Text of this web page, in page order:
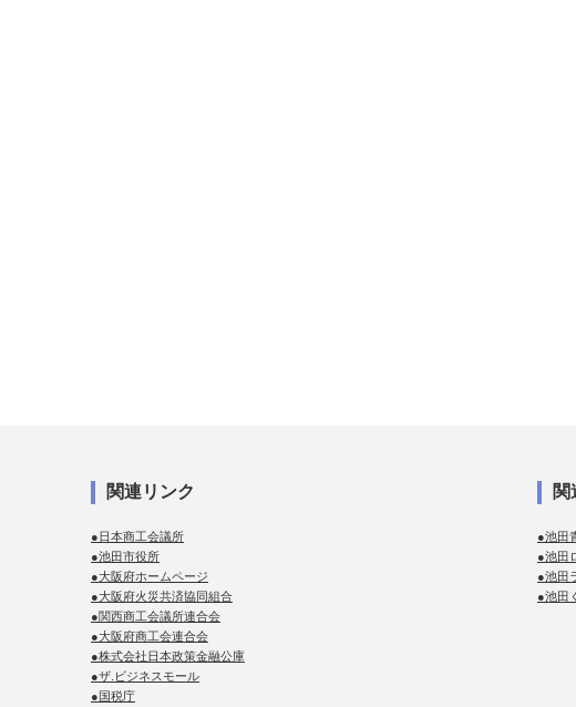
関連リンク
●日本商工会議所
●池田市役所
●大阪府ホームページ
●大阪府火災共済協同組合
●関西商工会議所連合会
●大阪府商工会連合会
●株式会社日本政策金融公庫
●ザ.ビジネスモール
●国税庁
関
●池田
●池田
●池田
●池田